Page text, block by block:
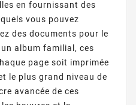
en fournissant des
vous pouvez
des documents pour le
album familial, ces
page soit imprimée
le plus grand niveau de
avancée de ces